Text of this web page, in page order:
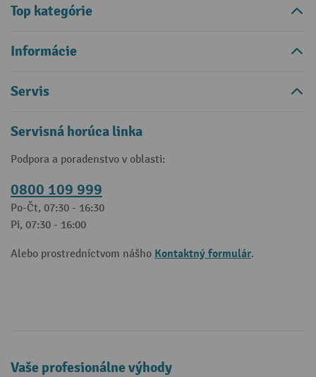
Top kategórie
Informácie
Servis
Servisná horúca linka
Podpora a poradenstvo v oblasti:
0800 109 999
Po-Čt, 07:30 - 16:30
Pi, 07:30 - 16:00
Alebo prostredníctvom nášho Kontaktný formulár.
Vaše profesionálne výhody